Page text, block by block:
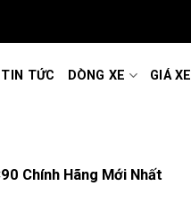
TIN TỨC DÒNG XE GIÁ XE
Chính Hãng Mới Nhất